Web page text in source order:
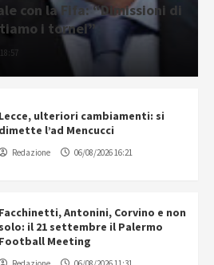
con la Fifa: “Dimissioni di
i tornei”
Lecce, ulteriori cambiamenti: si
dimette l’ad Mencucci
Redazione 06/08/2026 16:21
Facchinetti, Antonini, Corvino e non
solo: il 21 settembre il Palermo
Football Meeting